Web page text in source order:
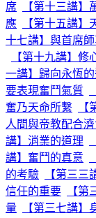
席
【第十三講】
應
【第十五講】
十七講】與首席
【第十九講】修
一講】歸向永恆
要表現奮鬥氣質
奮乃天命所繫
人間與帝教配合
講】消業的道理
講】奮鬥的真意
的考驗
【第三三
信任的重要
【
量
【第三七講】